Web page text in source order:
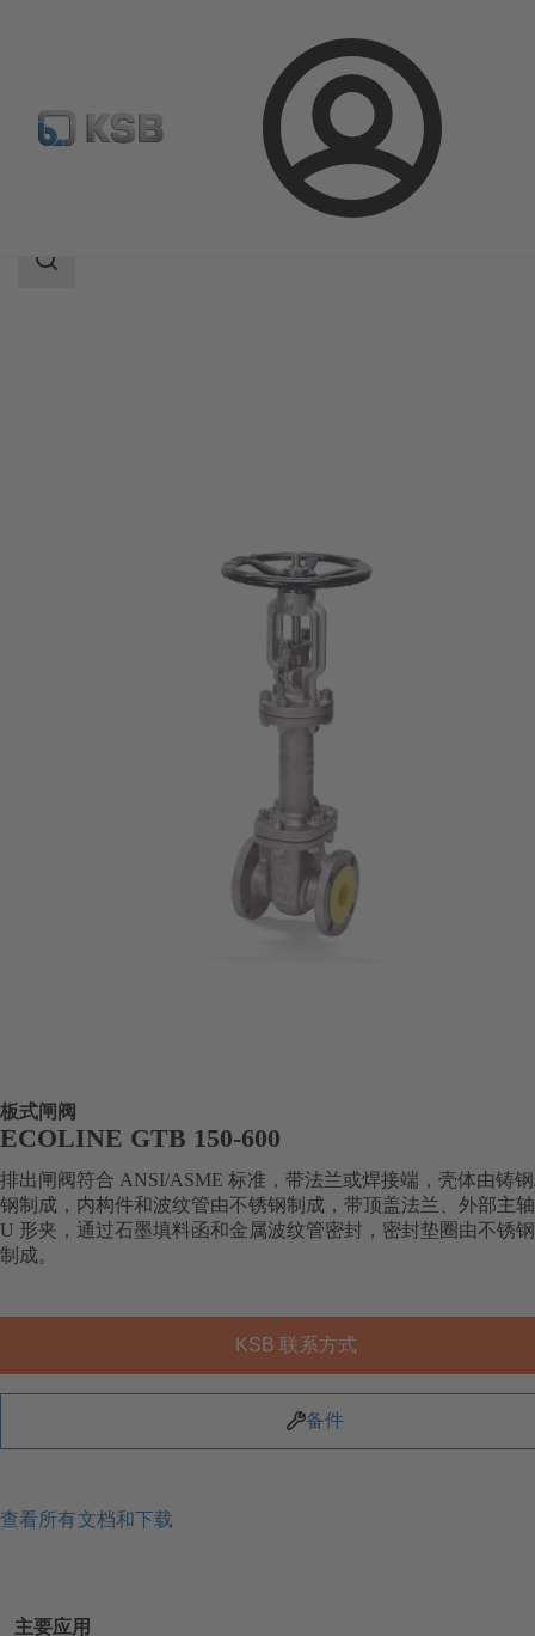
登
录
ECOLINE GTB 150-600
搜
板式闸阀
ECOLINE GTB 150-600
排出闸阀符合 ANSI/ASME 标准，带法兰或焊接端，壳体由铸
钢制成，内构件和波纹管由不锈钢制成，带顶盖法兰、外部主
U 形夹，通过石墨填料函和金属波纹管密封，密封垫圈由不锈
制成。
KSB 联系方式
备件
查看所有文档和下载
主要应用